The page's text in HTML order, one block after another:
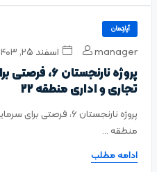
آپارتمان
manager اسفند ۲۵, ۱۴۰۳
پروژه
تجاری و اداری منطقه 22
پروژه نارنجستان 6،
منطقه ...
ادامه مطلب